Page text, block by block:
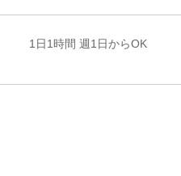
1日1時間 週1日からOK